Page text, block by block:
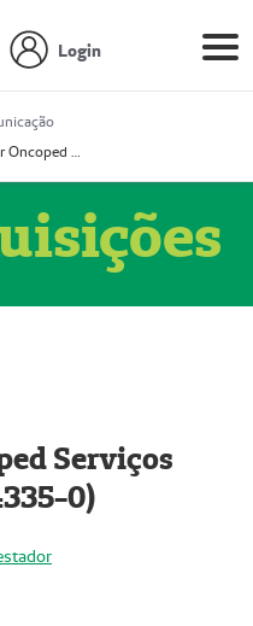
Login
Prestador Oncoped Serviços Médicos (51004335-0)
Serviços
0)